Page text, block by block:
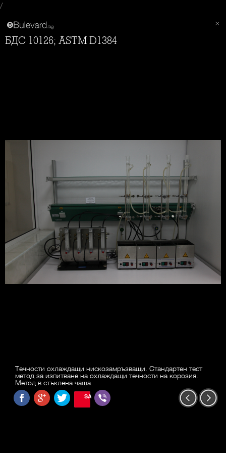
/
БДС 10126; ASTM D1384
Течности охлаждащи нискозамръзващи. Стандартен тест
метод за изпитване на охлаждащи течности на корозия.
Метод в стъклена чаша.
SAVE